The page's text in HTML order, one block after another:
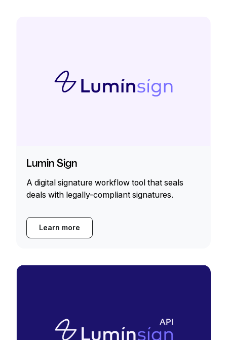
Lumin Sign
A digital signature workflow tool that seals
deals with legally-compliant signatures.
Learn more